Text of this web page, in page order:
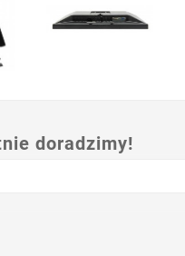
doradzimy!